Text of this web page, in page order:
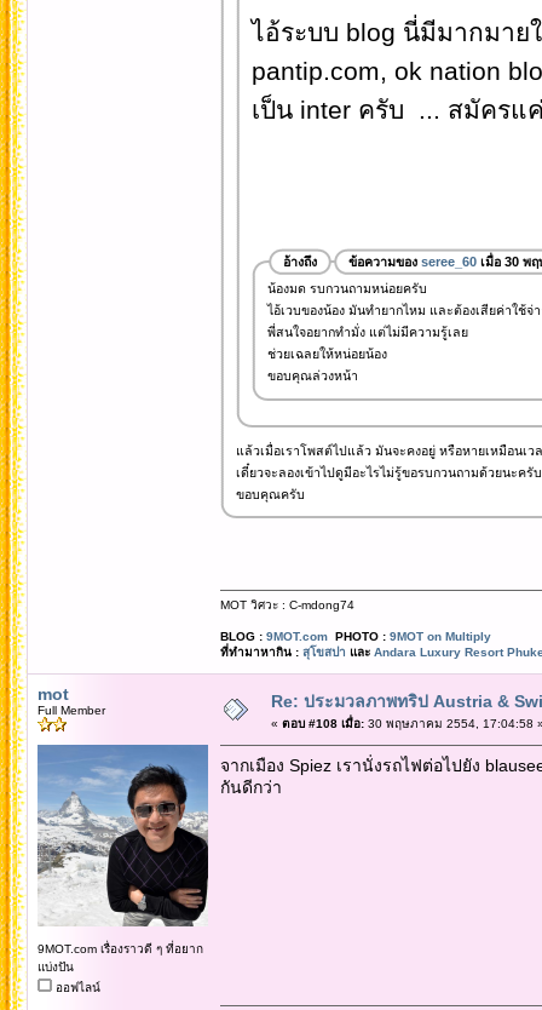
ไอ้ระบบ blog นี่มีมากมาย
pantip.com, ok nation
เป็น inter ครับ ... สมัครแ
อ้างถึง ข้อความของ seree_60เมื่อ 30 พฤ
น้องมด รบกวนถามหน่อยครับ
ไอ้เวบของน้อง มันทำยากไหม และต้องเสียค่าใช้จ่า
พี่สนใจอยากทำมั่ง แต่ไม่มีความรู้เลย
ช่วยเฉลยให้หน่อยน้อง
ขอบคุณล่วงหน้า
แล้วเมื่อเราโพสต์ไปแล้ว มันจะคงอยู่ หรือหายเหมือนเ
เดี๋ยวจะลองเข้าไปดูมีอะไรไม่รู้ขอรบกวนถามด้วยนะครับ
ขอบคุณครับ
MOT วิศวะ : C-mdong74
BLOG : 9MOT.comPHOTO : 9MOT on Multiply
ที่ทำมาหากิน : สุโขสปา และ Andara Luxury Resort
mot
Full Member
9MOT.com เรื่องราวดี ๆ ที่อยาก
แบ่งปัน
ออฟไลน์
Re: ประมวลภาพทริป Austria &
« ตอบ #108 เมื่อ:30 พฤษภาคม 2554, 17:04:58
จากเมือง Spiez เรานั่งรถไฟต่อไปยัง
กันดีกว่า